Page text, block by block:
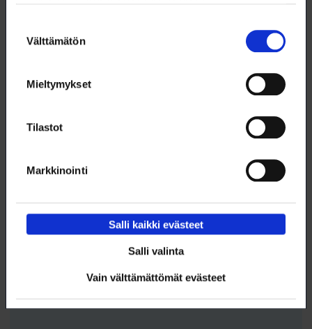
valinta
Välttämätön
Mieltymykset
Tilastot
Markkinointi
Salli kaikki evästeet
Salli valinta
Vain välttämättömät evästeet
työehtosopimusneuvottelut jatkuvat
20.3.2025
Yliopistojen tes-neuvottelut jatkuvat
taas huomenna 21.3.